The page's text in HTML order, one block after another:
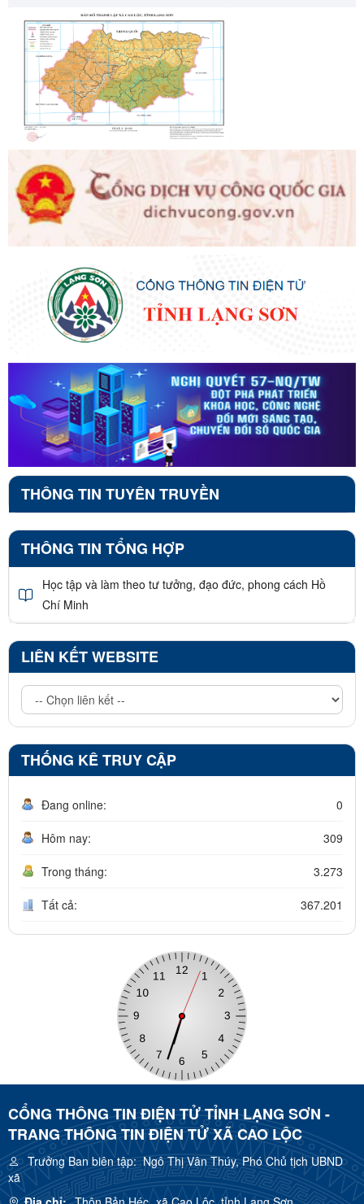
THÔNG TIN TUYÊN TRUYỀN
THÔNG TIN TỔNG HỢP
Học tập và làm theo tư tưởng, đạo đức, phong cách Hồ
Chí Minh
LIÊN KẾT WEBSITE
THỐNG KÊ TRUY CẬP
Đang online: 0
Hôm nay: 309
Trong tháng: 3.273
Tất cả: 367.201
CỔNG THÔNG TIN ĐIỆN TỬ TỈNH LẠNG SƠN -
TRANG THÔNG TIN ĐIỆN TỬ XÃ CAO LỘC
Trưởng Ban biên tập:Ngô Thị Vân Thúy, Phó Chủ tịch UBND
xã